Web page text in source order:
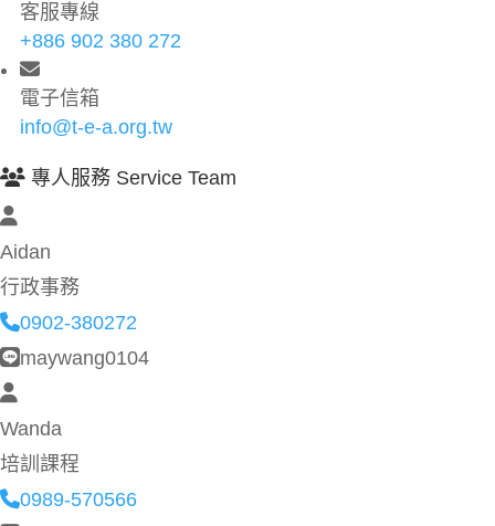
客服專線
+886 902 380 272
電子信箱
info@t-e-a.org.tw
專人服務 Service Team
Aidan
行政事務
0902-380272
maywang0104
Wanda
培訓課程
0989-570566